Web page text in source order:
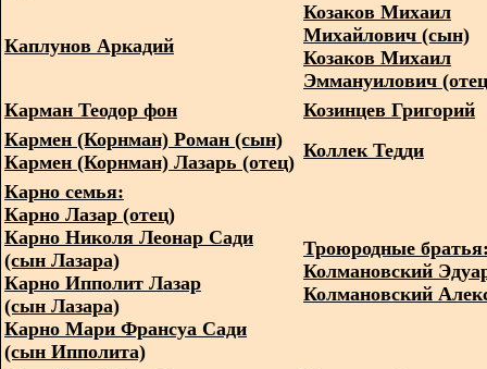
Каплунов Аркадий
Козаков Михаил
Михайлович (сын)
Козаков Михаил
Эммануилович
Карман Теодор фон
Козинцев Григорий
Кармен (Корнман) Роман (сын)
Кармен (Корнман) Лазарь (отец)
Коллек Тедди
Карно семья:
Карно Лазар (отец)
Карно Николя Леонар Сади
(сын Лазара)
Карно Ипполит Лазар
(сын Лазара)
Карно Мари Франсуа Сади
(сын Ипполита)
Троюродные
Колмановский
Колмановский